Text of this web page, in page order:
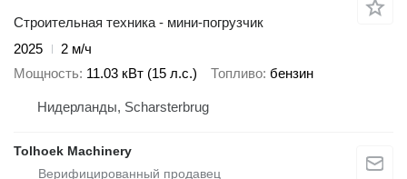
Строительная техника - мини-погрузчик
2025
2 м/ч
Мощность 11.03 кВт (15 л.с.) Топливо бензин
Нидерланды, Scharsterbrug
Tolhoek Machinery